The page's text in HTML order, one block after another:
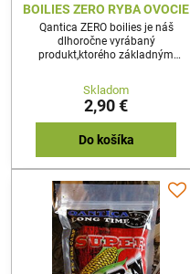
BOILIES ZERO RYBA OVOCIE
Qantica ZERO boilies je náš
dlhoročne vyrábaný
produkt,ktorého základným
Skladom
2,90 €
Do košíka